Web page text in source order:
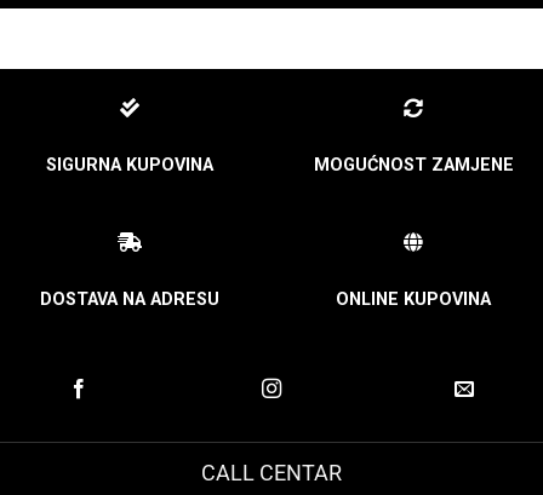
SIGURNA KUPOVINA MOGUĆNOST ZAMJENE
DOSTAVA NA ADRESU ONLINE KUPOVINA
CALL CENTAR